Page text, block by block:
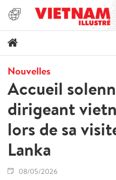
Nouvelles
Accueil
dirigeant
lors de sa
Lanka
08/05/2026